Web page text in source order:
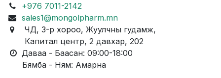
+976 7011-2142
sales1@mongolpharm.mn
ЧД, 3-р хороо, Жуулчны гудамж,
Капитал центр, 2 давхар, 202
Даваа - Баасан: 09:00-18:00
Бямба - Ням: Амарна